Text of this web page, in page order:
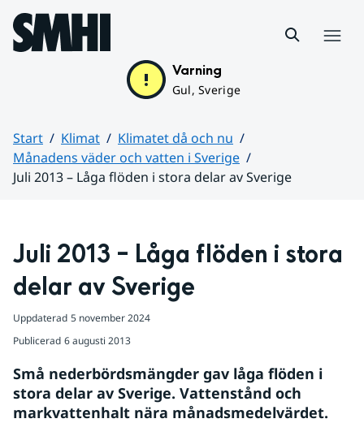
Hoppa till sidans innehåll
Varning
Gul, Sverige
Start Klimat
Klimatet då och nu
Månadens väder och vatten i Sverige
Juli 2013 – Låga flöden i stora delar av Sverige
Juli 2013 – Låga flöden i stora
delar av Sverige
Uppdaterad 5 november 2024
Publicerad 6 augusti 2013
Små nederbördsmängder gav låga flöden i
stora delar av Sverige. Vattenstånd och
markvattenhalt nära månadsmedelvärdet.